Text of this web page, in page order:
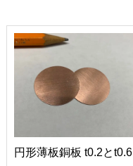
円形薄板銅板 t0.2とt0.6